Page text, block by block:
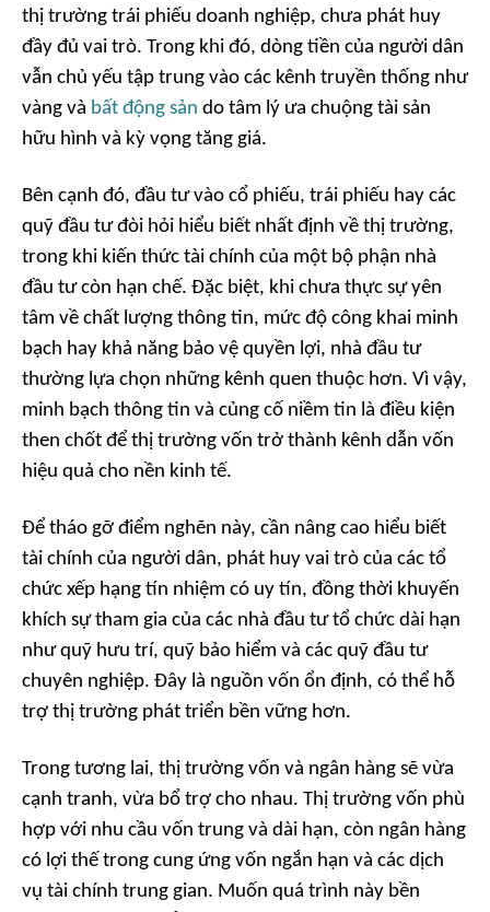
thị trường trái phiếu doanh nghiệp, chưa phát huy
đầy đủ vai trò. Trong khi đó, dòng tiền của người dân
vẫn chủ yếu tập trung vào các kênh truyền thống như
vàng và bất động sản do tâm lý ưa chuộng tài sản
hữu hình và kỳ vọng tăng giá.
Bên cạnh đó, đầu tư vào cổ phiếu, trái phiếu hay các
quỹ đầu tư đòi hỏi hiểu biết nhất định về thị trường,
trong khi kiến thức tài chính của một bộ phận nhà
đầu tư còn hạn chế. Đặc biệt, khi chưa thực sự yên
tâm về chất lượng thông tin, mức độ công khai minh
bạch hay khả năng bảo vệ quyền lợi, nhà đầu tư
thường lựa chọn những kênh quen thuộc hơn. Vì vậy,
minh bạch thông tin và củng cố niềm tin là điều kiện
then chốt để thị trường vốn trở thành kênh dẫn vốn
hiệu quả cho nền kinh tế.
Để tháo gỡ điểm nghẽn này, cần nâng cao hiểu biết
tài chính của người dân, phát huy vai trò của các tổ
chức xếp hạng tín nhiệm có uy tín, đồng thời khuyến
khích sự tham gia của các nhà đầu tư tổ chức dài hạn
như quỹ hưu trí, quỹ bảo hiểm và các quỹ đầu tư
chuyên nghiệp. Đây là nguồn vốn ổn định, có thể hỗ
trợ thị trường phát triển bền vững hơn.
Trong tương lai, thị trường vốn và ngân hàng sẽ vừa
cạnh tranh, vừa bổ trợ cho nhau. Thị trường vốn phù
hợp với nhu cầu vốn trung và dài hạn, còn ngân hàng
có lợi thế trong cung ứng vốn ngắn hạn và các dịch
vụ tài chính trung gian. Muốn quá trình này bền